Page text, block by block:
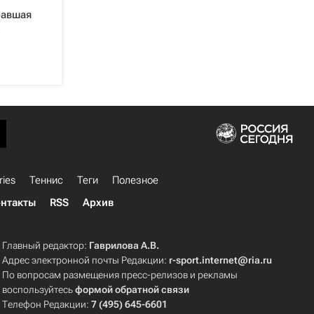
Теннис Теги
Полезное
RSS Архив
Главный редактор: Гаврилова А.В.
Адрес электронной почты Редакции: r-sport.internet@ria.ru
По вопросам размещения пресс-релизов и рекламы
воспользуйтесьформой обратной связи
Телефон Редакции:7 (495) 645-6601